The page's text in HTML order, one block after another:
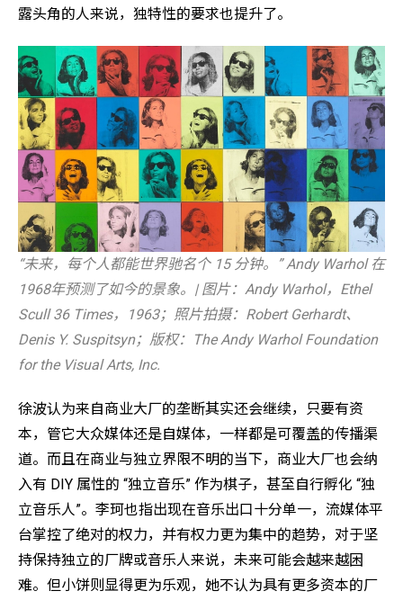
露头角的人来说，独特性的要求也提升了。
“未来，每个人都能世界驰名个 15 分钟。” Andy Warhol 在
1968年预测了如今的景象。| 图片：Andy Warhol，Ethel
Scull 36 Times，1963；照片拍摄：Robert Gerhardt、
Denis Y. Suspitsyn；版权：The Andy Warhol Foundation
for the Visual Arts, Inc.
徐波认为来自商业大厂的垄断其实还会继续，只要有资
本，管它大众媒体还是自媒体，一样都是可覆盖的传播渠
道。而且在商业与独立界限不明的当下，商业大厂也会纳
入有 DIY 属性的 “独立音乐” 作为棋子，甚至自行孵化 “独
立音乐人”。李珂也指出现在音乐出口十分单一，流媒体平
台掌控了绝对的权力，并有权力更为集中的趋势，对于坚
持保持独立的厂牌或音乐人来说，未来可能会越来越困
难。但小饼则显得更为乐观，她不认为具有更多资本的厂